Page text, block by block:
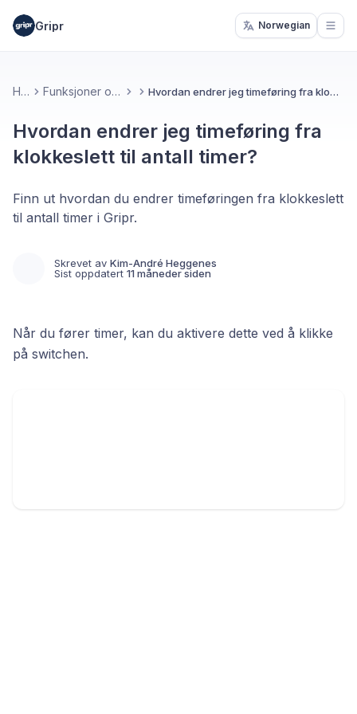
Gripr Norwegian
Hjem Funksjoner og verktøy Hvordan endrer jeg timeføring fra klokkeslett til antall timer?
Hvordan endrer jeg timeføring fra
klokkeslett til antall timer?
Finn ut hvordan du endrer timeføringen fra klokkeslett
til antall timer i Gripr.
Skrevet av Kim-André Heggenes
Sist oppdatert 11 måneder siden
Når du fører timer, kan du aktivere dette ved å klikke
på switchen.